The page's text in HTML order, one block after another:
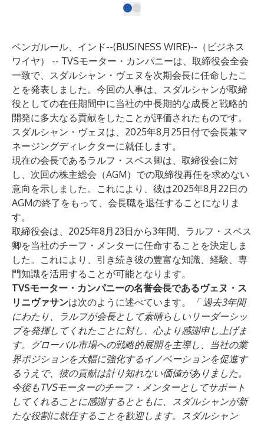
ベンガルール、インド--(BUSINESS WIRE)-- （ビジネス
ワイヤ） -- TVSモーター・カンパニーは、取締役会全会
一致で、スダルシャン・ヴェヌを次期会長に任命したこ
とを発表しました。今回の人事は、スダルシャンが取締
役としての在任期間中に当社の中長期的な成長と戦略的
開発に多大なる貢献をしたことが評価されたものです。
スダルシャン・ヴェヌは、2025年8月25日付で会長兼マ
ネージングディレクターに就任します。
現在の会長であるラルフ・スペス卿は、取締役会に対
し、次回の株主総会（AGM）での取締役再任を求めない
意向を示しました。これにより、彼は2025年8月22日の
AGMの終了をもって、会長職を退任することになりま
す。
取締役会は、2025年8月23日から3年間、ラルフ・スペス
卿を当社のチーフ・メンターに任命することを決定しま
した。これにより、引き続き彼の豊富な知識、経験、専
門知識を活用することが可能となります。
TVSモーター・カンパニーの名誉会長であるヴェヌ・ス
リニヴァサンは次のように述べています。 「 過去3年間
にわたり、ラルフが会長として素晴らしいリーダーシッ
プを発揮してくれたことに対し、心より感謝申し上げま
す。グローバル市場への戦略的展開を主導し、当社の業
界ポジションを大幅に強化するイノベーションを促進す
るうえで、彼の貢献は計り知れない価値がありました。
今後もTVSモーターのチーフ・メンターとしてサポート
してくれることに感謝するとともに、スダルシャンが新
たな役割に就任することを歓迎します。スダルシャン